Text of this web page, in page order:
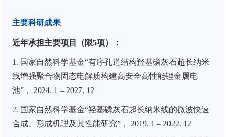
主要科研成果
近年承担主要项目（限5项）：
1. 国家自然科学基金“有序孔道结构羟基磷灰石超长纳米
线增强聚合物固态电解质构建高安全高性能锂金属电
池”， 2024. 1 – 2027. 12
2. 国家自然科学基金“羟基磷灰石超长纳米线的微波快速
合成、形成机理及其性能研究”， 2019. 1 – 2022. 12